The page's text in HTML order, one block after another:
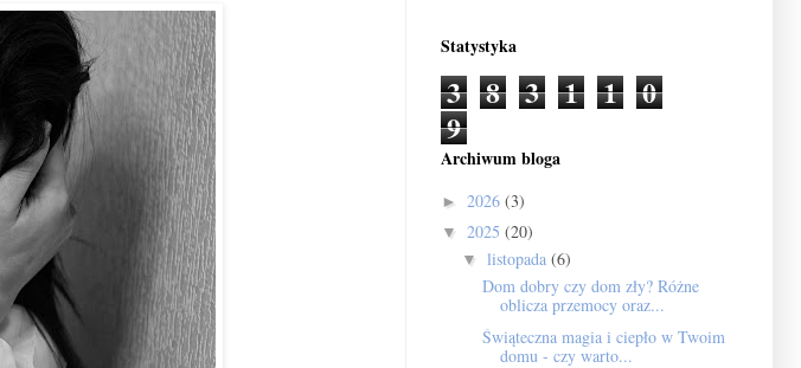
Statystyka
3 8 3 1 1 0
9
Archiwum bloga
► 2026 (3)
▼ 2025 (20)
▼ listopada (6)
Dom dobry czy dom zły? Różne
oblicza przemocy oraz...
Świąteczna magia i ciepło w Twoim
domu - czy warto...